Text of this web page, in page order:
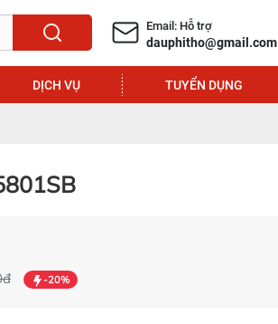
Email: Hỗ trợ
dauphitho@gmail.com
DỊCH VỤ TUYỂN DỤNG
-20%